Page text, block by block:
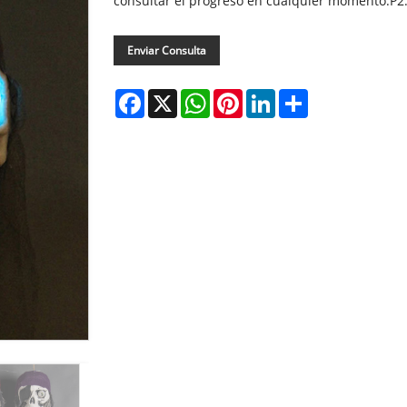
Enviar Consulta
Facebook
X WhatsApp
PinterestLinkedIn